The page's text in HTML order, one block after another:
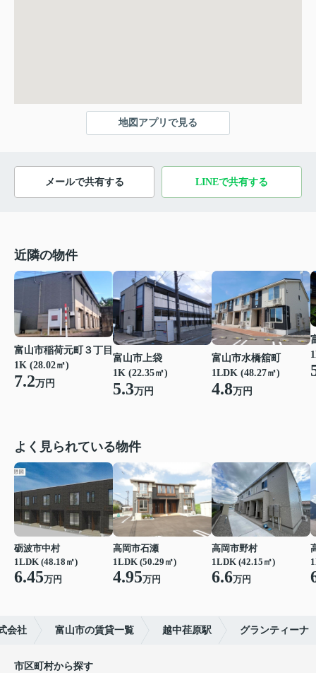
地図アプリで見る
メールで共有する LINEで共有する
近隣の物件
富山市稲荷元町３丁目
1K (28.02㎡)
7.2万円
富山市上袋
1K (22.35㎡)
5.3万円
富山市水橋舘町
1LDK (48.27㎡)
4.8万円
よく見られている物件
砺波市中村
1LDK (48.18㎡)
6.45万円
高岡市石瀬
1LDK (50.29㎡)
4.95万円
高岡市野村
1LDK (42.15㎡)
6.6万円
会社 富山市の賃貸一覧 越中荏原駅 グランティーナ
市区町村から探す